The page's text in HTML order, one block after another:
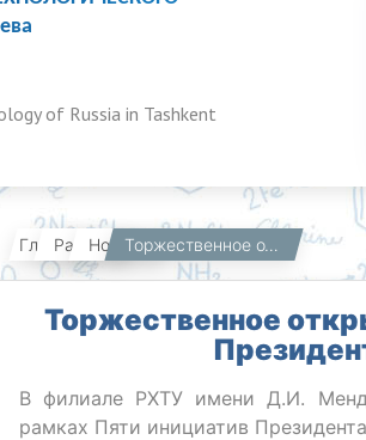
of Russia in Tashkent
Главная Работникам Новости Торжественное открытие фестиваля по Пяти инициативам Президента Республики Узбекистан
Торжественное
В филиале РХТУ имени Д.И.
рамках Пяти инициатив